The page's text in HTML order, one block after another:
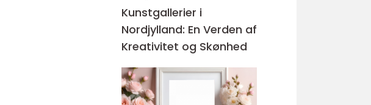
Kunstgallerier i
Nordjylland: En Verden af
Kreativitet og Skønhed